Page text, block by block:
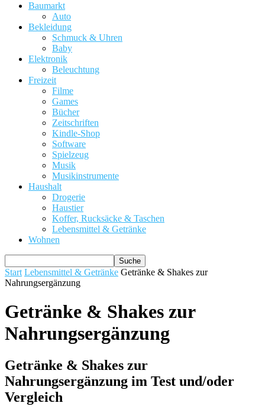
Baumarkt
Auto
Bekleidung
Schmuck & Uhren
Baby
Elektronik
Beleuchtung
Freizeit
Filme
Games
Bücher
Zeitschriften
Kindle-Shop
Software
Spielzeug
Musik
Musikinstrumente
Haushalt
Drogerie
Haustier
Koffer, Rucksäcke & Taschen
Lebensmittel & Getränke
Wohnen
Start Lebensmittel & Getränke Getränke & Shakes zur
Nahrungsergänzung
Getränke & Shakes zur
Nahrungsergänzung
Getränke & Shakes zur
Nahrungsergänzung im Test und/oder
Vergleich